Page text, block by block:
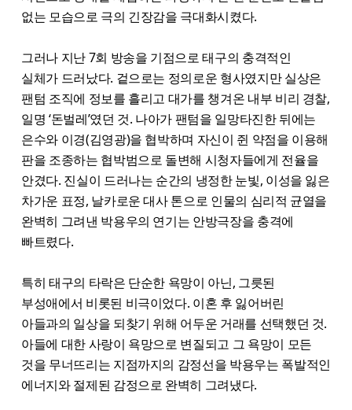
없는 모습으로 극의 긴장감을 극대화시켰다.
그러나 지난 7회 방송을 기점으로 태구의 충격적인
실체가 드러났다. 겉으로는 정의로운 형사였지만 실상은
팬텀 조직에 정보를 흘리고 대가를 챙겨온 내부 비리 경찰,
일명 ‘돈벌레’였던 것. 나아가 팬텀을 일망타진한 뒤에는
은수와 이경(김영광)을 협박하며 자신이 쥔 약점을 이용해
판을 조종하는 협박범으로 돌변해 시청자들에게 전율을
안겼다. 진실이 드러나는 순간의 냉정한 눈빛, 이성을 잃은
차가운 표정, 날카로운 대사 톤으로 인물의 심리적 균열을
완벽히 그려낸 박용우의 연기는 안방극장을 충격에
빠트렸다.
특히 태구의 타락은 단순한 욕망이 아닌, 그릇된
부성애에서 비롯된 비극이었다. 이혼 후 잃어버린
아들과의 일상을 되찾기 위해 어두운 거래를 선택했던 것.
아들에 대한 사랑이 욕망으로 변질되고 그 욕망이 모든
것을 무너뜨리는 지점까지의 감정선을 박용우는 폭발적인
에너지와 절제된 감정으로 완벽히 그려냈다.